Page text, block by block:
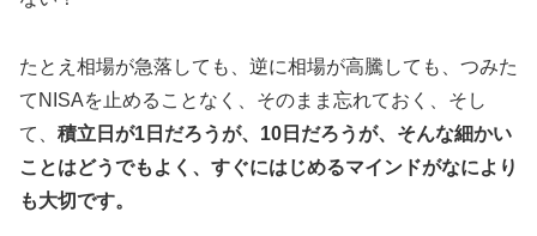
たとえ相場が急落しても、逆に相場が高騰しても、つみた
てNISAを止めることなく、そのまま忘れておく、そし
て、 積立日が1日だろうが、10日だろうが、そんな細かい
ことはどうでもよく、すぐにはじめるマインドがなにより
も大切です。